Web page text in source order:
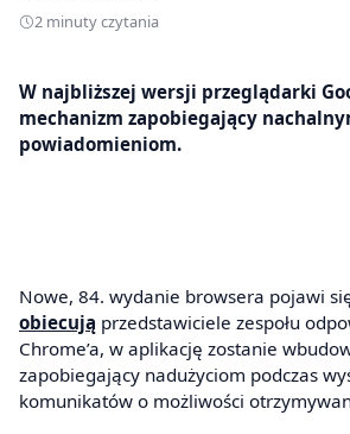
2 minuty czytania
W najbliższej wersji przeglądarki
mechanizm zapobiegający
powiadomieniom.
Nowe, 84. wydanie browsera pojawi
obiecują przedstawiciele zespołu
Chrome’a, w aplikację zostanie
zapobiegający nadużyciom podczas
komunikatów o możliwości